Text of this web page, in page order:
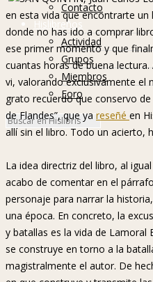
Contacto
Hislibreños
Actividad
Grupos
Miembros
Foro
en esta vida que encontrarte
donde no has ido a comprar
ese primer momento y que
cuantas horas de buena
vi, valorando exclusivamente el
grato recuerdo que conservo
de Flandes”, que yareseñé en
allí sin el libro. Todo un acierto,
La idea directriz del libro, al
acabo de comentar en el
personaje para narrar la
una época. En concreto, la
y batallas es la vida de Lamoral
se construye en torno a la
magistralmente el autor. De